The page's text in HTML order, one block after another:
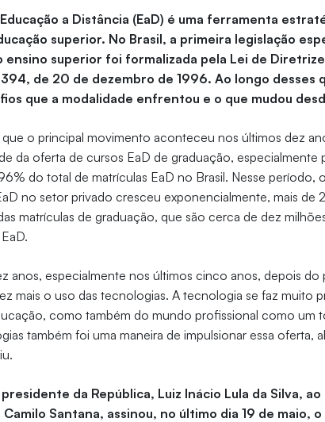
a Distância (EaD) é uma ferramenta
superior. No Brasil, a primeira legislação
ensino superior foi formalizada pela Lei de
de 20 de dezembro de 1996. Ao longo desses
que a modalidade enfrentou e o que mudou
o principal movimento aconteceu nos últimos dez
da oferta de cursos EaD de graduação, especialmente
do total de matrículas EaD no Brasil. Nesse período,
no setor privado cresceu exponencialmente, mais de
matrículas de graduação, que são cerca de dez
anos, especialmente nos últimos cinco anos, depois do
mais o uso das tecnologias. A tecnologia se faz muito
como também do mundo profissional como um
também foi uma maneira de impulsionar essa oferta,
da República, Luiz Inácio Lula da Silva,
Santana, assinou, no último dia 19 de maio,